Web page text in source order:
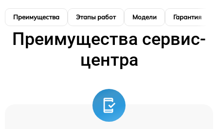
Преимущества Этапы работ Модели Гарантия
Преимущества сервис-
центра